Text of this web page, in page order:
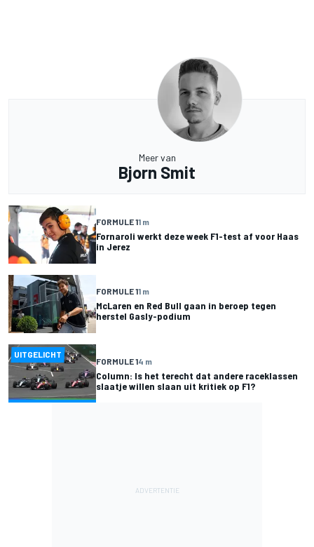
Meer van
Bjorn Smit
FORMULE 11 m
Fornaroli werkt deze week F1-test af voor Haas
in Jerez
FORMULE 11 m
McLaren en Red Bull gaan in beroep tegen
herstel Gasly-podium
UITGELICHT
FORMULE 14 m
Column: Is het terecht dat andere raceklassen
slaatje willen slaan uit kritiek op F1?